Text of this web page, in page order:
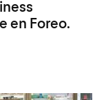
en Foreo.